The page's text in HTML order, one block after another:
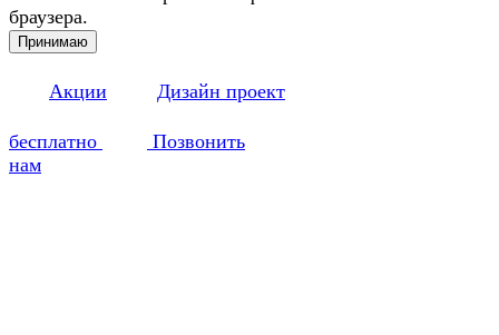
браузера.
Принимаю
Акции Дизайн проект
бесплатно
Позвонить
нам